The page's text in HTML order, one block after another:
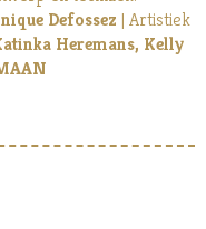
Defossez | Artistiek
Heremans, Kelly